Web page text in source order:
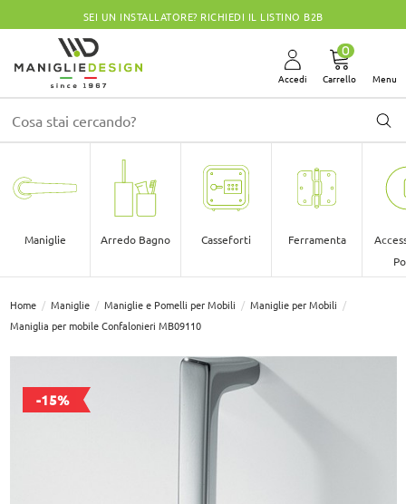
SEI UN INSTALLATORE? RICHIEDI IL LISTINO B2B
Accedi
0
Carrello Menu
Maniglie Arredo Bagno Casseforti Ferramenta
Home Maniglie Maniglie e Pomelli per Mobili
Maniglie per Mobili
Maniglia per mobile Confalonieri MB09110
-15%